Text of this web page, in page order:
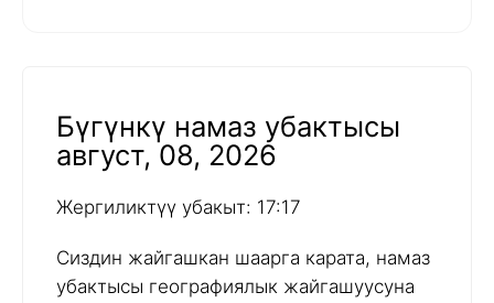
Бүгүнкү намаз убактысы
август, 08, 2026
Жергиликтүү убакыт: 17:17
Сиздин жайгашкан шаарга карата, намаз
убактысы географиялык жайгашуусуна